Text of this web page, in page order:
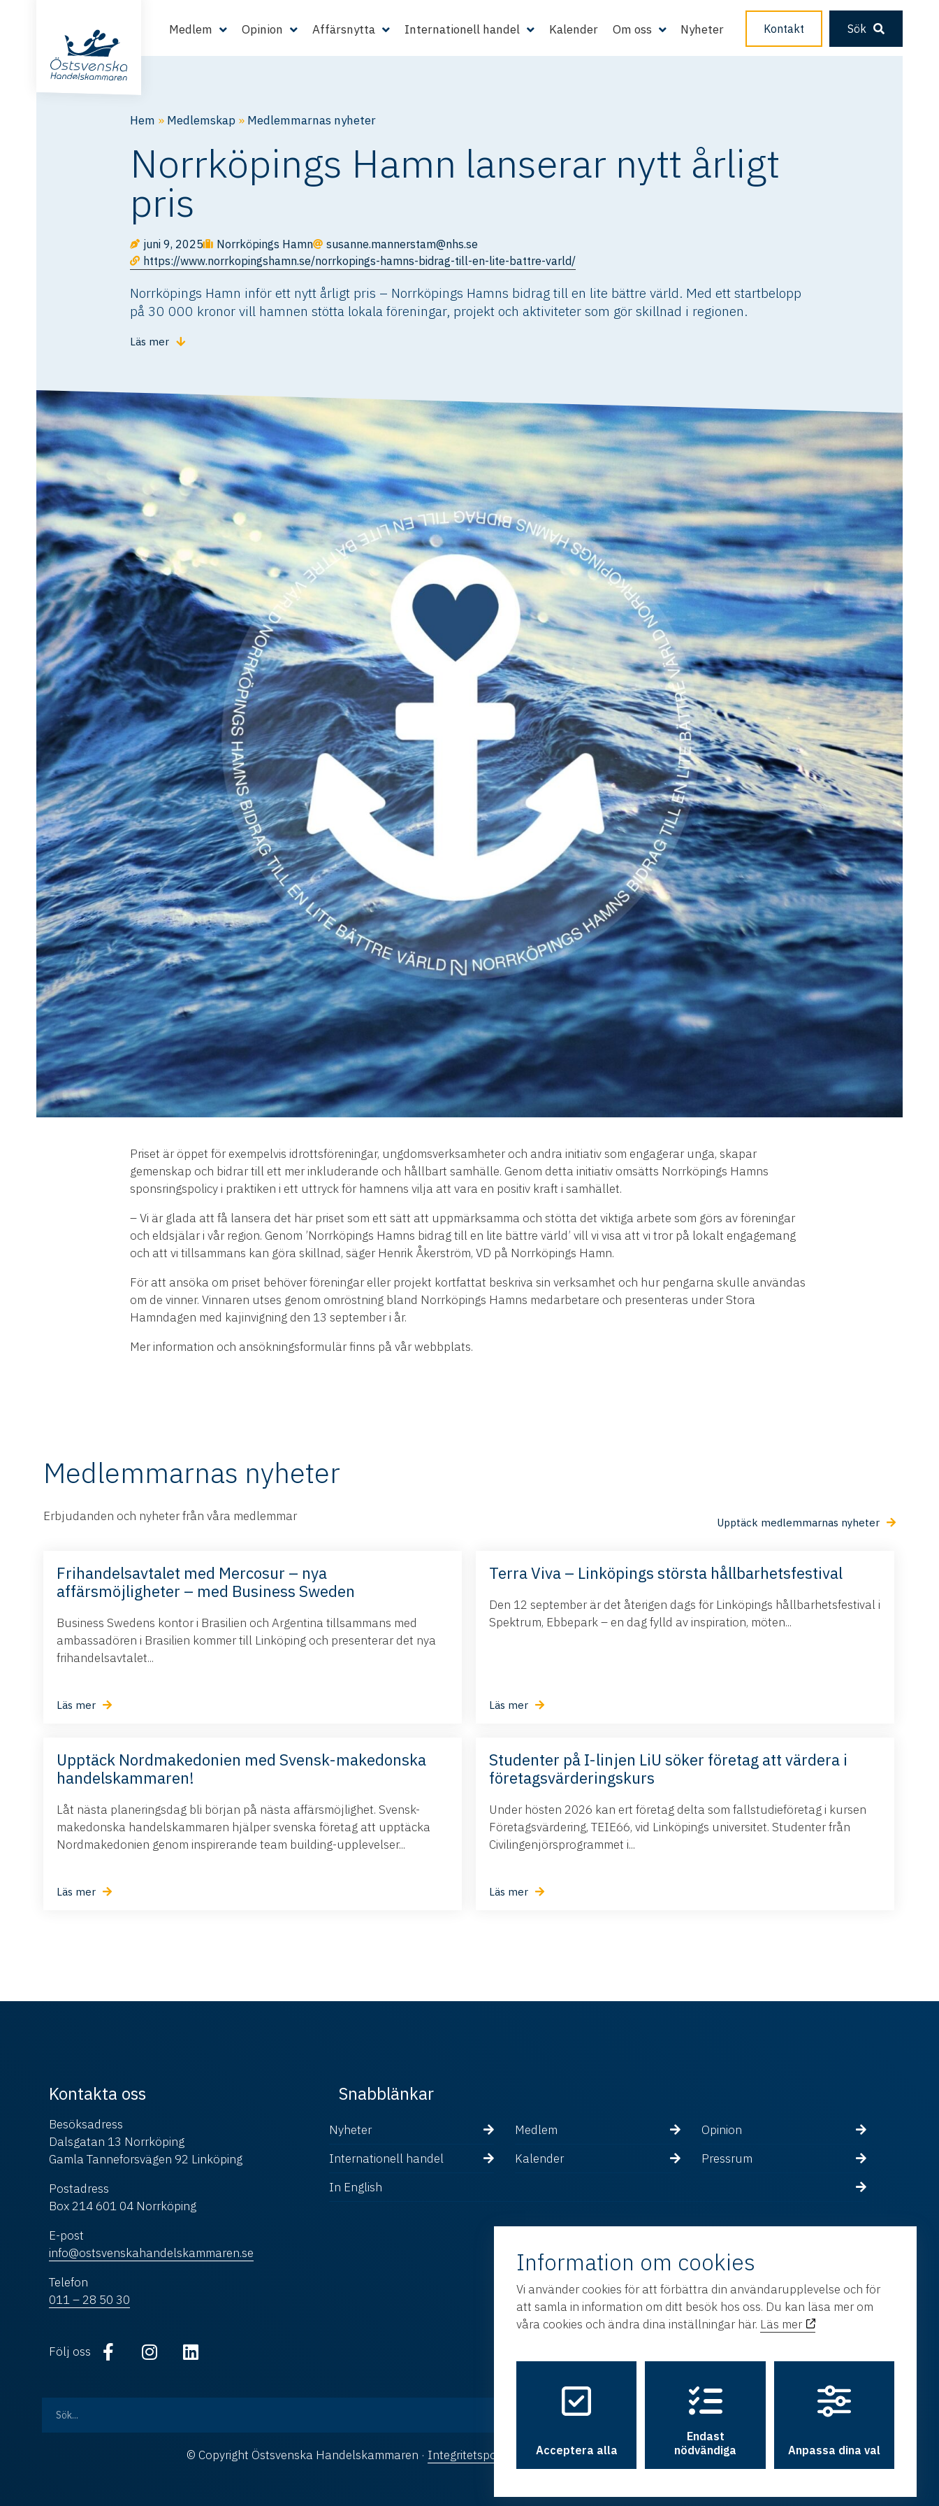
Medlem Opinion Affärsnytta Internationell handel Kalender Om oss Nyheter Kontakt Sök
Hem » Medlemskap » Medlemmarnas nyheter
Norrköpings Hamn lanserar nytt årligt
pris
juni 9, 2025 Norrköpings Hamn
susanne.mannerstam@nhs.se
https://www.norrkopingshamn.se/norrkopings-hamns-bidrag-till-en-lite-battre-varld/
Norrköpings Hamn inför ett nytt årligt pris – Norrköpings Hamns bidrag till en lite bättre värld. Med ett startbelopp
på 30 000 kronor vill hamnen stötta lokala föreningar, projekt och aktiviteter som gör skillnad i regionen.
Läs mer
Priset är öppet för exempelvis idrottsföreningar, ungdomsverksamheter och andra initiativ som engagerar unga, skapar
gemenskap och bidrar till ett mer inkluderande och hållbart samhälle. Genom detta initiativ omsätts Norrköpings Hamns
sponsringspolicy i praktiken i ett uttryck för hamnens vilja att vara en positiv kraft i samhället.
– Vi är glada att få lansera det här priset som ett sätt att uppmärksamma och stötta det viktiga arbete som görs av föreningar
och eldsjälar i vår region. Genom ’Norrköpings Hamns bidrag till en lite bättre värld’ vill vi visa att vi tror på lokalt engagemang
och att vi tillsammans kan göra skillnad, säger Henrik Åkerström, VD på Norrköpings Hamn.
För att ansöka om priset behöver föreningar eller projekt kortfattat beskriva sin verksamhet och hur pengarna skulle användas
om de vinner. Vinnaren utses genom omröstning bland Norrköpings Hamns medarbetare och presenteras under Stora
Hamndagen med kajinvigning den 13 september i år.
Mer information och ansökningsformulär finns på vår webbplats.
Medlemmarnas nyheter
Erbjudanden och nyheter från våra medlemmar Upptäck medlemmarnas nyheter
Frihandelsavtalet med Mercosur – nya
affärsmöjligheter – med Business Sweden
Business Swedens kontor i Brasilien och Argentina tillsammans med
ambassadören i Brasilien kommer till Linköping och presenterar det nya
frihandelsavtalet...
Läs mer
Terra Viva – Linköpings största hållbarhetsfestival
Den 12 september är det återigen dags för Linköpings hållbarhetsfestival i
Spektrum, Ebbepark – en dag fylld av inspiration, möten...
Läs mer
Upptäck Nordmakedonien med Svensk-makedonska
handelskammaren!
Låt nästa planeringsdag bli början på nästa affärsmöjlighet. Svensk-
makedonska handelskammaren hjälper svenska företag att upptäcka
Nordmakedonien genom inspirerande team building-upplevelser...
Läs mer
Studenter på I-linjen LiU söker företag att värdera i
företagsvärderingskurs
Under hösten 2026 kan ert företag delta som fallstudieföretag i kursen
Företagsvärdering, TEIE66, vid Linköpings universitet. Studenter från
Civilingenjörsprogrammet i...
Läs mer
Kontakta oss
Besöksadress
Dalsgatan 13 Norrköping
Gamla Tanneforsvägen 92 Linköping
Postadress
Box 214 601 04 Norrköping
E-post
info@ostsvenskahandelskammaren.se
Telefon
011 – 28 50 30
Följ oss
Snabblänkar
Nyheter Medlem
Opinion
Internationell handel
Kalender
Pressrum
In English
© Copyright Östsvenska Handelskammaren · Integritetspolicy Cookies· Design och utveckling avHamrén
Information om cookies
Vi använder cookies för att förbättra din användarupplevelse och för
att samla in information om ditt besök hos oss. Du kan läsa mer om
våra cookies och ändra dina inställningar här. Läs mer
Acceptera alla
Endast
nödvändiga
Anpassa dina val